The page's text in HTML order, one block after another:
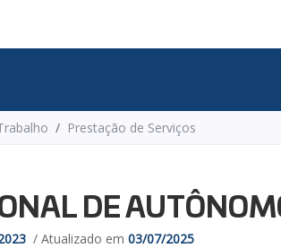
Prestação de Serviços
DE
/ Atualizado em 03/07/2025